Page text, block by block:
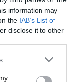
information may
the IAB’s List of
disclose it to other
de una